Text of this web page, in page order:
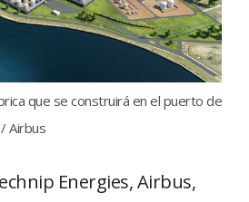
que se construirá en el puerto de
Airbus
Energies, Airbus,